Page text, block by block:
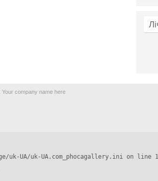
company name here
uk-UA/uk-UA.com_phocagallery.ini on line 1